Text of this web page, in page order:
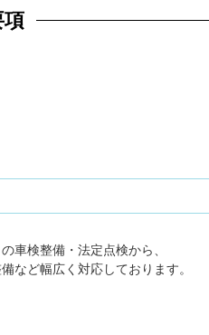
項
車検整備・法定点検から、
など幅広く対応しております。